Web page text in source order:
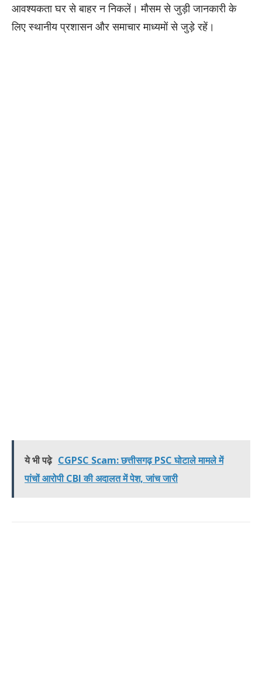
आवश्यकता घर से बाहर न निकलें। मौसम से जुड़ी जानकारी के
लिए स्थानीय प्रशासन और समाचार माध्यमों से जुड़े रहें।
ये भी पढ़े CGPSC Scam: छत्तीसगढ़ PSC घोटाले मामले में
पांचों आरोपी CBI की अदालत में पेश, जांच जारी